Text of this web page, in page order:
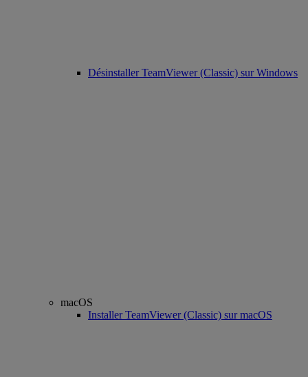
Désinstaller TeamViewer (Classic) sur Windows
macOS
Installer TeamViewer (Classic) sur macOS